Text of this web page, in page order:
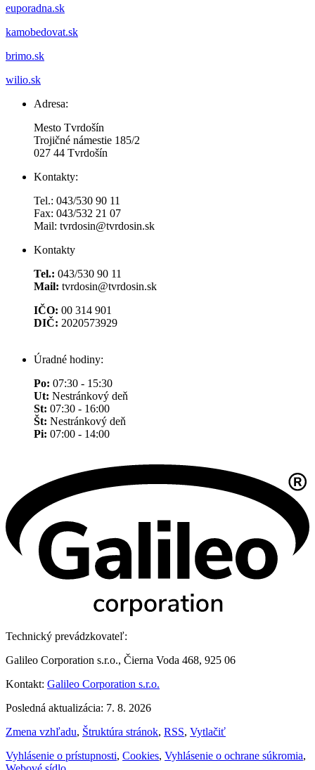
euporadna.sk
kamobedovat.sk
brimo.sk
wilio.sk
Adresa:
Mesto Tvrdošín
Trojičné námestie 185/2
027 44 Tvrdošín
Kontakty:
Tel.: 043/530 90 11
Fax: 043/532 21 07
Mail: tvrdosin@tvrdosin.sk
Kontakty
Tel.: 043/530 90 11
Mail: tvrdosin@tvrdosin.sk
IČO: 00 314 901
DIČ: 2020573929
Úradné hodiny:
Po: 07:30 - 15:30
Ut: Nestránkový deň
St: 07:30 - 16:00
Št: Nestránkový deň
Pi: 07:00 - 14:00
Technický prevádzkovateľ:
Galileo Corporation s.r.o., Čierna Voda 468, 925 06
Kontakt: Galileo Corporation s.r.o.
Posledná aktualizácia: 7. 8. 2026
Zmena vzhľadu, Štruktúra stránok, RSS, Vytlačiť
Vyhlásenie o prístupnosti, Cookies, Vyhlásenie o ochrane súkromia,